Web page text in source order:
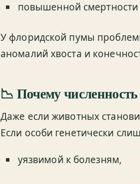
повышенной
У флоридской пумы
аномалий хвоста и
📉 Почему
Даже если животных
Если особи генетически
уязвимой к болезням,